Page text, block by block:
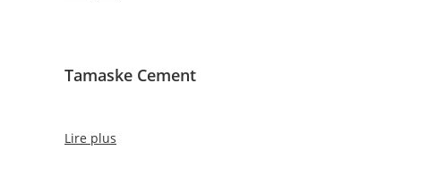
Tamaske Cement
Lire plus